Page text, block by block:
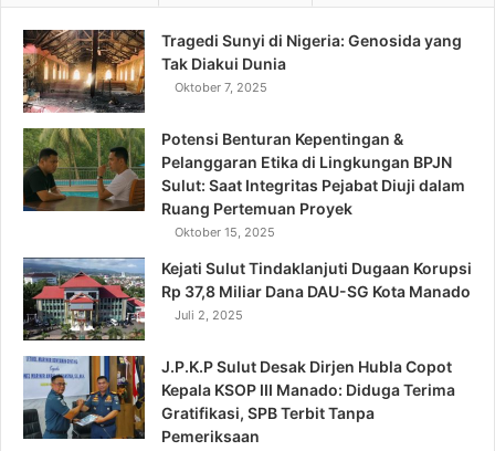
Tragedi Sunyi di Nigeria: Genosida yang
Tak Diakui Dunia
Oktober 7, 2025
Potensi Benturan Kepentingan &
Pelanggaran Etika di Lingkungan BPJN
Sulut: Saat Integritas Pejabat Diuji dalam
Ruang Pertemuan Proyek
Oktober 15, 2025
Kejati Sulut Tindaklanjuti Dugaan Korupsi
Rp 37,8 Miliar Dana DAU-SG Kota Manado
Juli 2, 2025
J.P.K.P Sulut Desak Dirjen Hubla Copot
Kepala KSOP III Manado: Diduga Terima
Gratifikasi, SPB Terbit Tanpa
Pemeriksaan